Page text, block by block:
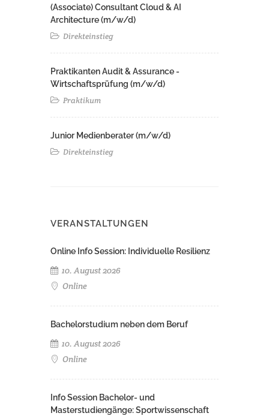
(Associate) Consultant Cloud & AI
Architecture (m/w/d)​ ​
Direkteinstieg
Praktikanten Audit & Assurance -
Wirtschaftsprüfung (m/w/d)
Praktikum
Junior Medienberater (m/w/d)
Direkteinstieg
VERANSTALTUNGEN
Online Info Session: Individuelle Resilienz
10. August 2026
Online
Bachelorstudium neben dem Beruf
10. August 2026
Online
Info Session Bachelor- und
Masterstudiengänge: Sportwissenschaft